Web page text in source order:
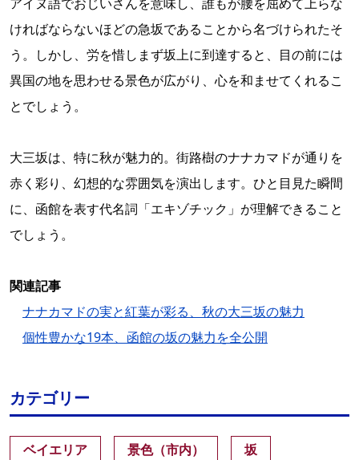
ければならないほどの急坂であることから名づけられたそ
う。しかし、労を惜しまず坂上に到達すると、目の前には
異国の地を思わせる景色が広がり、心を和ませてくれるこ
とでしょう。
大三坂は、特に秋が魅力的。街路樹のナナカマドが通りを
赤く彩り、幻想的な雰囲気を演出します。ひと目見た瞬間
に、函館を表す代名詞「エキゾチック」が理解できること
でしょう。
関連記事
ナナカマドの実と紅葉が彩る、秋の大三坂の魅力
個性豊かな19本、函館の坂の魅力を全公開
カテゴリー
ベイエリア 景色（市内） 坂